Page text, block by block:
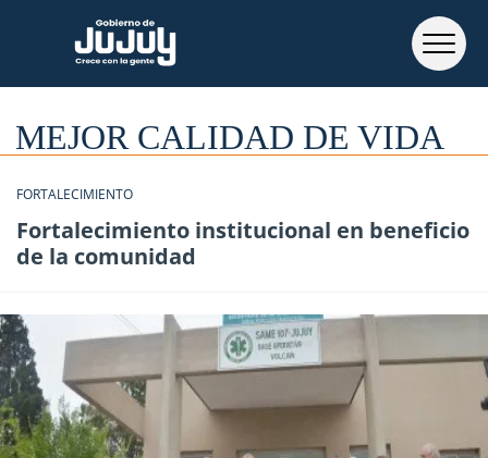
MEJOR CALIDAD DE VIDA
FORTALECIMIENTO
Fortalecimiento institucional en beneficio
de la comunidad